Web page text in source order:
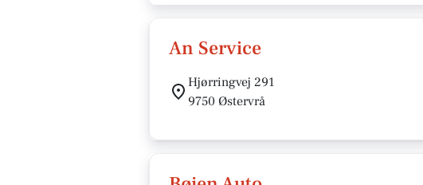
An Service
Hjørringvej 291
9750 Østervrå